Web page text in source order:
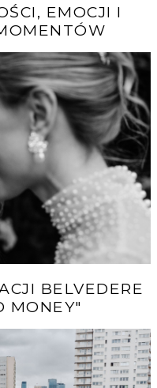
EMOCJI I
BELVEDERE
MONEY"